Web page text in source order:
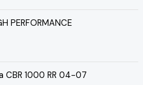
PERFORMANCE
CBR 1000 RR 04-07